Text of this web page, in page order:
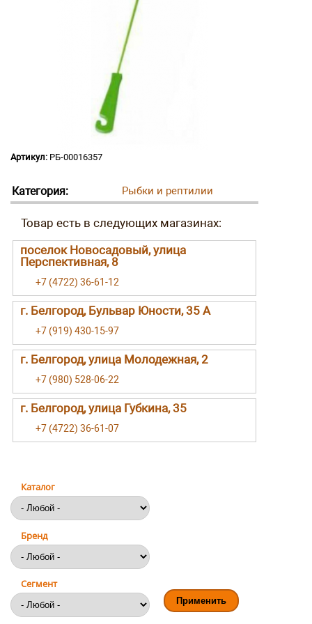
Артикул: РБ-00016357
Категория: Рыбки и рептилии
поселок Новосадовый, улица
Перспективная, 8
+7 (4722) 36-61-12
г. Белгород, Бульвар Юности, 35 А
+7 (919) 430-15-97
г. Белгород, улица Молодежная, 2
+7 (980) 528-06-22
г. Белгород, улица Губкина, 35
+7 (4722) 36-61-07
Каталог
Бренд
Сегмент